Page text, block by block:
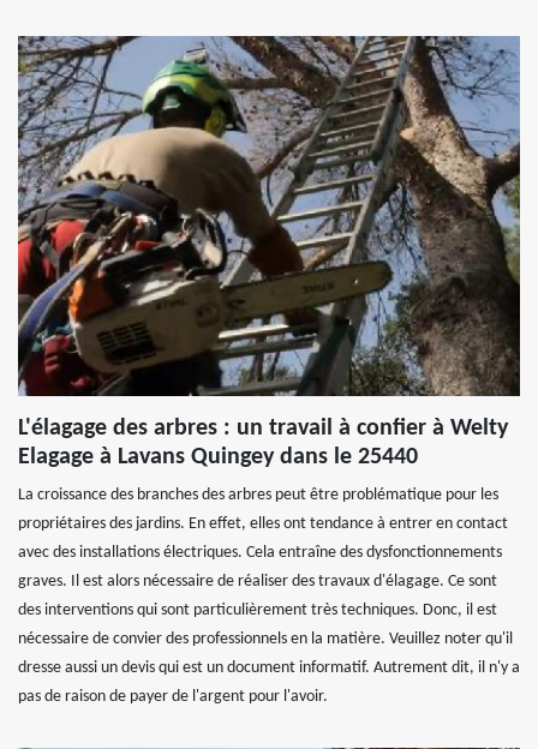
L'élagage des arbres : un travail à confier à Welty
Elagage à Lavans Quingey dans le 25440
La croissance des branches des arbres peut être problématique pour les
propriétaires des jardins. En effet, elles ont tendance à entrer en contact
avec des installations électriques. Cela entraîne des dysfonctionnements
graves. Il est alors nécessaire de réaliser des travaux d'élagage. Ce sont
des interventions qui sont particulièrement très techniques. Donc, il est
nécessaire de convier des professionnels en la matière. Veuillez noter qu'il
dresse aussi un devis qui est un document informatif. Autrement dit, il n'y a
pas de raison de payer de l'argent pour l'avoir.